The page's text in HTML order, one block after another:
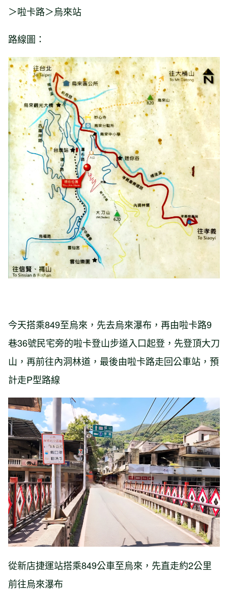
＞啦卡路＞烏來站
路線圖：
今天搭乘849至烏來，先去烏來瀑布，再由啦卡路9
巷36號民宅旁的啦卡登山步道入口起登，先登頂大刀
山，再前往內洞林道，最後由啦卡路走回公車站，預
計走P型路線
從新店捷運站搭乘849公車至烏來，先直走約2公里
前往烏來瀑布